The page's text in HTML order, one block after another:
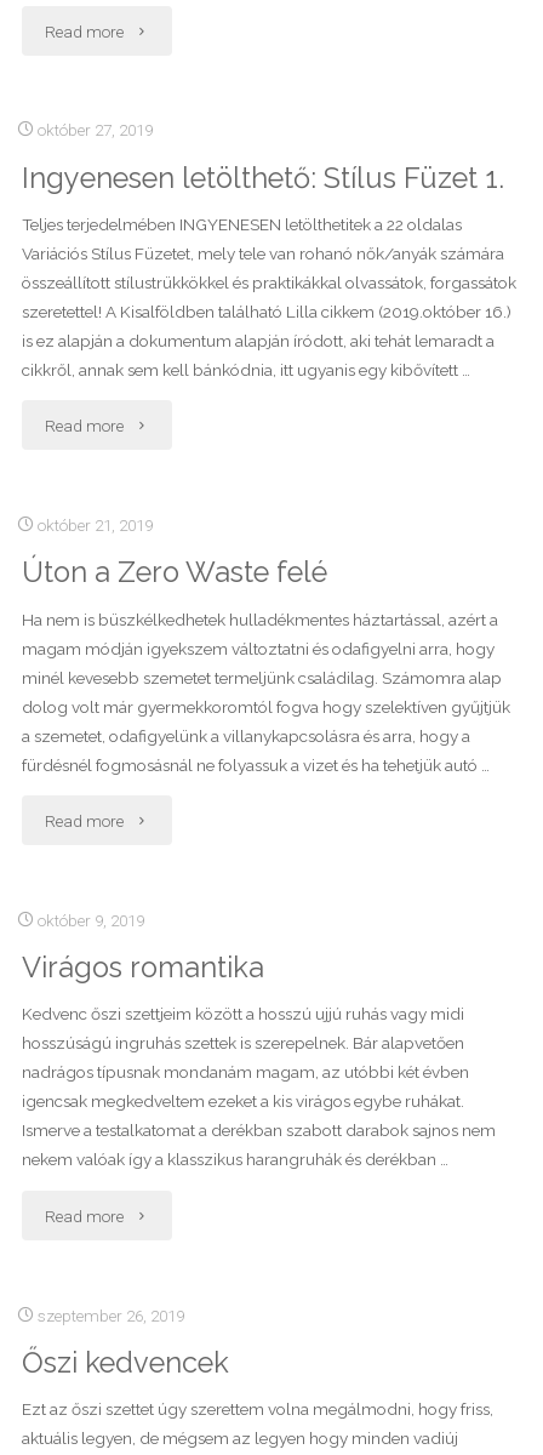
Read more "Önazonosság
személyes
stílus
kialakítása"
október 27, 2019
Ingyenesen letölthető: Stílus Füzet 1.
Teljes terjedelmében INGYENESEN letölthetitek a 22 oldalas
Variációs Stílus Füzetet, mely tele van rohanó nők/anyák számára
összeállított stílustrükkökkel és praktikákkal olvassátok, forgassátok
szeretettel! A Kisalföldben található Lilla cikkem (2019.október 16.)
is ez alapján a dokumentum alapján íródott, aki tehát lemaradt a
cikkről, annak sem kell bánkódnia, itt ugyanis egy kibővített …
Read more "Ingyenesen
Stílus
Füzet
1."
október 21, 2019
Úton a Zero Waste felé
Ha nem is büszkélkedhetek hulladékmentes háztartással, azért a
magam módján igyekszem változtatni és odafigyelni arra, hogy
minél kevesebb szemetet termeljünk családilag. Számomra alap
dolog volt már gyermekkoromtól fogva hogy szelektíven gyűjtjük
a szemetet, odafigyelünk a villanykapcsolásra és arra, hogy a
fürdésnél fogmosásnál ne folyassuk a vizet és ha tehetjük autó …
Read more "Úton
Zero
Waste
felé"
október 9, 2019
Virágos romantika
Kedvenc őszi szettjeim között a hosszú ujjú ruhás vagy midi
hosszúságú ingruhás szettek is szerepelnek. Bár alapvetően
nadrágos típusnak mondanám magam, az utóbbi két évben
igencsak megkedveltem ezeket a kis virágos egybe ruhákat.
Ismerve a testalkatomat a derékban szabott darabok sajnos nem
nekem valóak így a klasszikus harangruhák és derékban …
Read more "Virágos
szeptember 26, 2019
Őszi kedvencek
Ezt az őszi szettet úgy szerettem volna megálmodni, hogy friss,
aktuális legyen, de mégsem az legyen hogy minden vadiúj